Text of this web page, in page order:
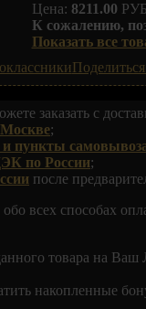
Цена: 8211.00
К сожалению,
Показать все
заказать с
;
пункты
по России;
после
всех способах
товара на Ваш
накопленные